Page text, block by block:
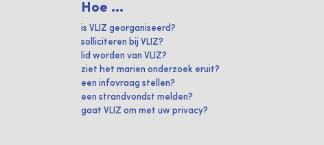
Hoe ...
is VLIZ georganiseerd?
solliciteren bij VLIZ?
lid worden van VLIZ?
ziet het marien onderzoek eruit?
een infovraag stellen?
een strandvondst melden?
gaat VLIZ om met uw privacy?